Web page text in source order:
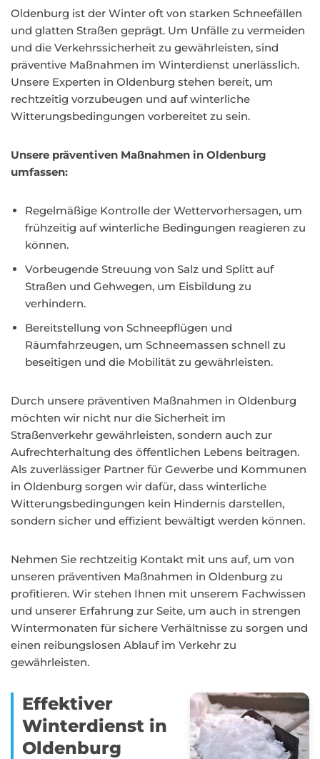
Oldenburg ist der Winter oft von starken Schneefällen
und glatten Straßen geprägt. Um Unfälle zu vermeiden
und die Verkehrssicherheit zu gewährleisten, sind
präventive Maßnahmen im Winterdienst unerlässlich.
Unsere Experten in Oldenburg stehen bereit, um
rechtzeitig vorzubeugen und auf winterliche
Witterungsbedingungen vorbereitet zu sein.
Unsere präventiven Maßnahmen in Oldenburg
umfassen:
Regelmäßige Kontrolle der Wettervorhersagen, um
frühzeitig auf winterliche Bedingungen reagieren zu
können.
Vorbeugende Streuung von Salz und Splitt auf
Straßen und Gehwegen, um Eisbildung zu
verhindern.
Bereitstellung von Schneepflügen und
Räumfahrzeugen, um Schneemassen schnell zu
beseitigen und die Mobilität zu gewährleisten.
Durch unsere präventiven Maßnahmen in Oldenburg
möchten wir nicht nur die Sicherheit im
Straßenverkehr gewährleisten, sondern auch zur
Aufrechterhaltung des öffentlichen Lebens beitragen.
Als zuverlässiger Partner für Gewerbe und Kommunen
in Oldenburg sorgen wir dafür, dass winterliche
Witterungsbedingungen kein Hindernis darstellen,
sondern sicher und effizient bewältigt werden können.
Nehmen Sie rechtzeitig Kontakt mit uns auf, um von
unseren präventiven Maßnahmen in Oldenburg zu
profitieren. Wir stehen Ihnen mit unserem Fachwissen
und unserer Erfahrung zur Seite, um auch in strengen
Wintermonaten für sichere Verhältnisse zu sorgen und
einen reibungslosen Ablauf im Verkehr zu
gewährleisten.
Effektiver
Winterdienst in
Oldenburg